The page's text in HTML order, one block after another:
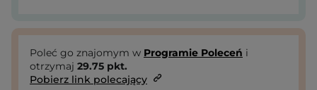
Poleć go znajomym w Programie Poleceń i
otrzymaj 29.75 pkt.
Pobierz link polecający